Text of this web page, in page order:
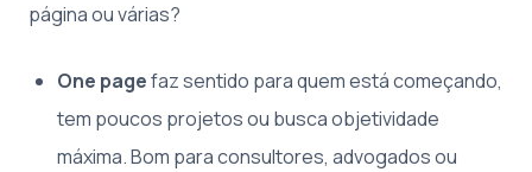
página ou várias?
One pagefaz sentido para quem está começando,
tem poucos projetos ou busca objetividade
máxima. Bom para consultores, advogados ou